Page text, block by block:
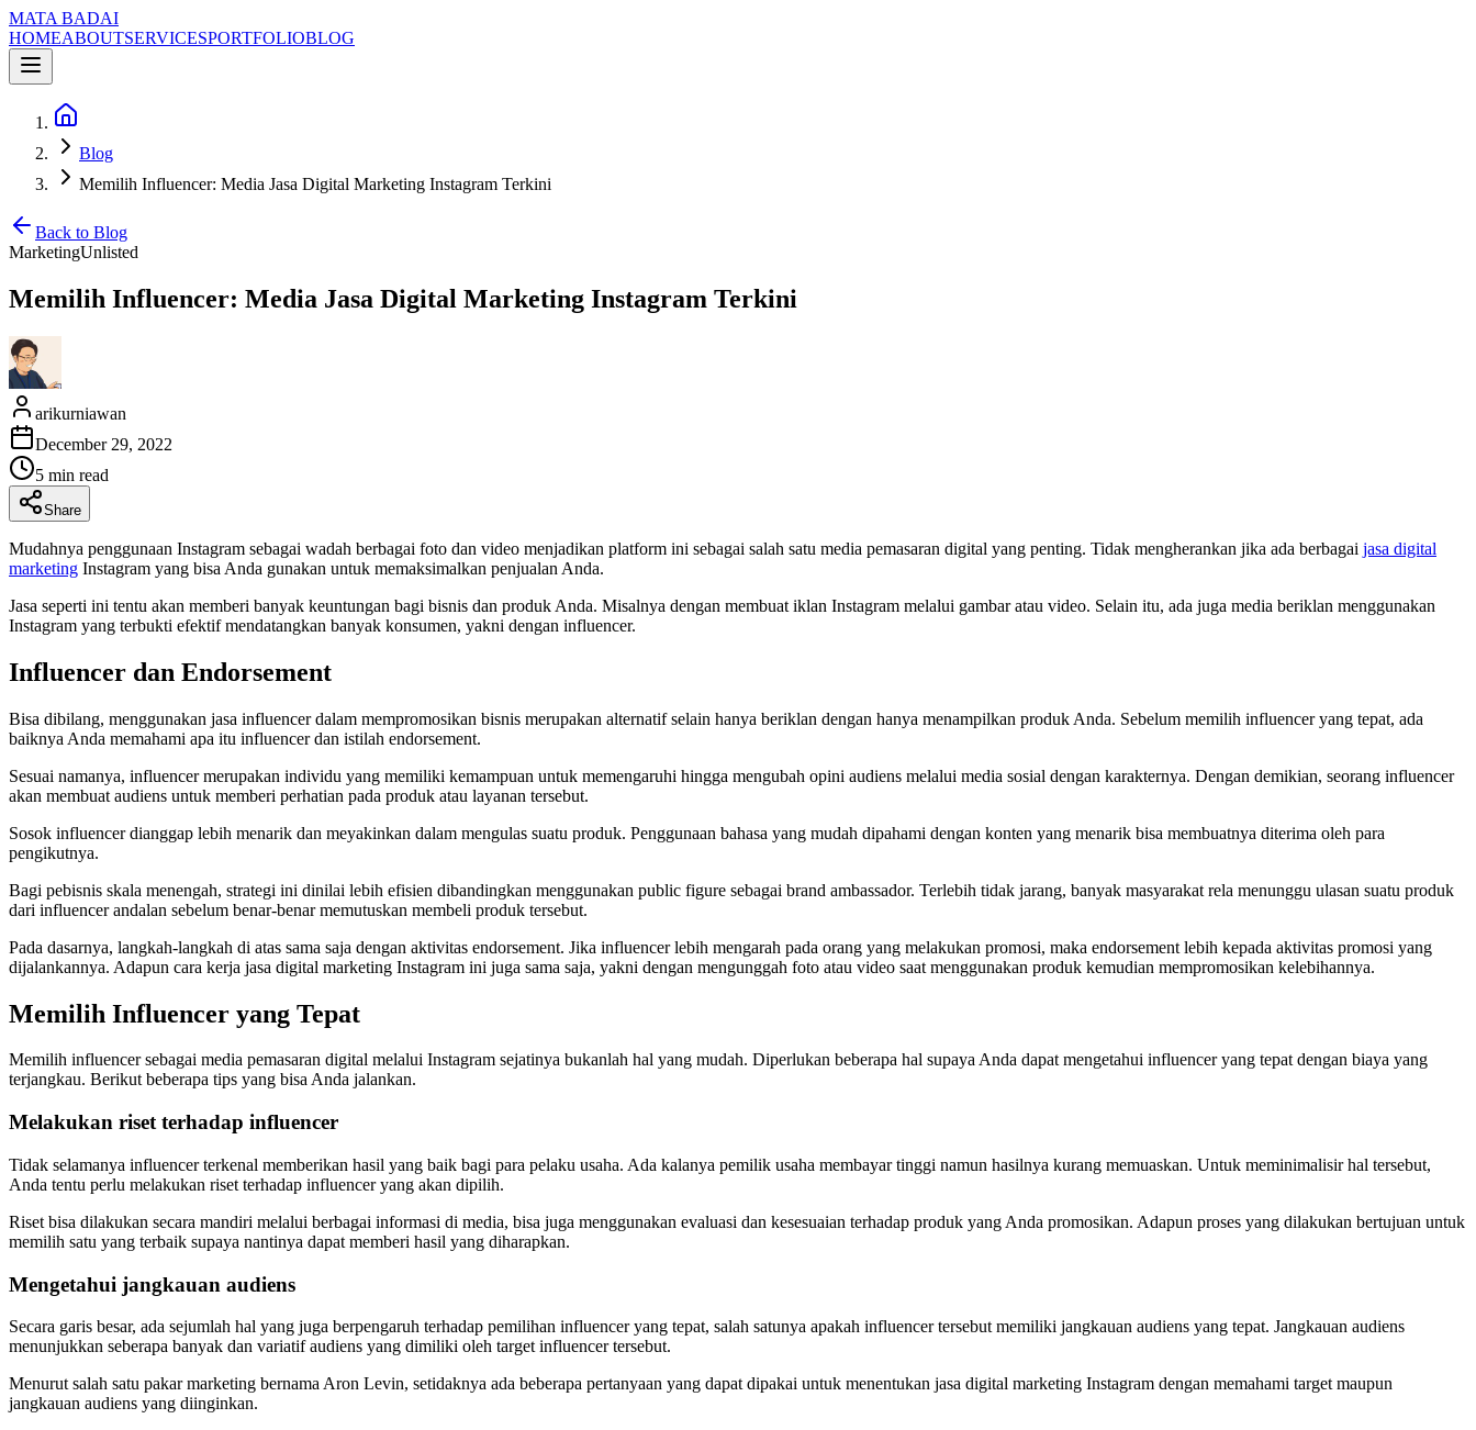
MATA BADAI
HOMEABOUTSERVICESPORTFOLIOBLOG
Blog
Memilih Influencer: Media Jasa Digital Marketing Instagram Terkini
Back to Blog
MarketingUnlisted
Memilih Influencer: Media Jasa Digital Marketing Instagram Terkini
arikurniawan
December 29, 2022
5 min read
Share
Mudahnya penggunaan Instagram sebagai wadah berbagai foto dan video menjadikan platform ini sebagai salah satu media pemasaran digital yang penting. Tidak mengherankan jika ada berbagai jasa digital
marketing Instagram yang bisa Anda gunakan untuk memaksimalkan penjualan Anda.
Jasa seperti ini tentu akan memberi banyak keuntungan bagi bisnis dan produk Anda. Misalnya dengan membuat iklan Instagram melalui gambar atau video. Selain itu, ada juga media beriklan menggunakan
Instagram yang terbukti efektif mendatangkan banyak konsumen, yakni dengan influencer.
Influencer dan Endorsement
Bisa dibilang, menggunakan jasa influencer dalam mempromosikan bisnis merupakan alternatif selain hanya beriklan dengan hanya menampilkan produk Anda. Sebelum memilih influencer yang tepat, ada
baiknya Anda memahami apa itu influencer dan istilah endorsement.
Sesuai namanya, influencer merupakan individu yang memiliki kemampuan untuk memengaruhi hingga mengubah opini audiens melalui media sosial dengan karakternya. Dengan demikian, seorang influencer
akan membuat audiens untuk memberi perhatian pada produk atau layanan tersebut.
Sosok influencer dianggap lebih menarik dan meyakinkan dalam mengulas suatu produk. Penggunaan bahasa yang mudah dipahami dengan konten yang menarik bisa membuatnya diterima oleh para
pengikutnya.
Bagi pebisnis skala menengah, strategi ini dinilai lebih efisien dibandingkan menggunakan public figure sebagai brand ambassador. Terlebih tidak jarang, banyak masyarakat rela menunggu ulasan suatu produk
dari influencer andalan sebelum benar-benar memutuskan membeli produk tersebut.
Pada dasarnya, langkah-langkah di atas sama saja dengan aktivitas endorsement. Jika influencer lebih mengarah pada orang yang melakukan promosi, maka endorsement lebih kepada aktivitas promosi yang
dijalankannya. Adapun cara kerja jasa digital marketing Instagram ini juga sama saja, yakni dengan mengunggah foto atau video saat menggunakan produk kemudian mempromosikan kelebihannya.
Memilih Influencer yang Tepat
Memilih influencer sebagai media pemasaran digital melalui Instagram sejatinya bukanlah hal yang mudah. Diperlukan beberapa hal supaya Anda dapat mengetahui influencer yang tepat dengan biaya yang
terjangkau. Berikut beberapa tips yang bisa Anda jalankan.
Melakukan riset terhadap influencer
Tidak selamanya influencer terkenal memberikan hasil yang baik bagi para pelaku usaha. Ada kalanya pemilik usaha membayar tinggi namun hasilnya kurang memuaskan. Untuk meminimalisir hal tersebut,
Anda tentu perlu melakukan riset terhadap influencer yang akan dipilih.
Riset bisa dilakukan secara mandiri melalui berbagai informasi di media, bisa juga menggunakan evaluasi dan kesesuaian terhadap produk yang Anda promosikan. Adapun proses yang dilakukan bertujuan untuk
memilih satu yang terbaik supaya nantinya dapat memberi hasil yang diharapkan.
Mengetahui jangkauan audiens
Secara garis besar, ada sejumlah hal yang juga berpengaruh terhadap pemilihan influencer yang tepat, salah satunya apakah influencer tersebut memiliki jangkauan audiens yang tepat. Jangkauan audiens
menunjukkan seberapa banyak dan variatif audiens yang dimiliki oleh target influencer tersebut.
Menurut salah satu pakar marketing bernama Aron Levin, setidaknya ada beberapa pertanyaan yang dapat dipakai untuk menentukan jasa digital marketing Instagram dengan memahami target maupun
jangkauan audiens yang diinginkan.